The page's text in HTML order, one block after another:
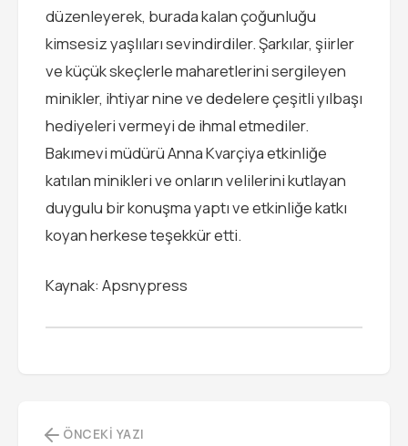
düzenleyerek, burada kalan çoğunluğu
kimsesiz yaşlıları sevindirdiler. Şarkılar, şiirler
ve küçük skeçlerle maharetlerini sergileyen
minikler, ihtiyar nine ve dedelere çeşitli yılbaşı
hediyeleri vermeyi de ihmal etmediler.
Bakımevi müdürü Anna Kvarçiya etkinliğe
katılan minikleri ve onların velilerini kutlayan
duygulu bir konuşma yaptı ve etkinliğe katkı
koyan herkese teşekkür etti.
Kaynak: Apsnypress
ÖNCEKI YAZI